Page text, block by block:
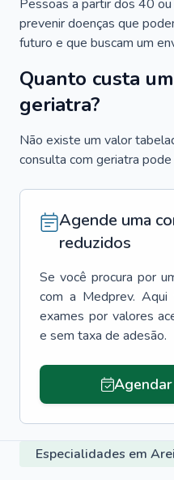
Pessoas a partir dos 40
prevenir doenças que
futuro e que buscam um
Quanto custa
geriatra?
Não existe um valor
consulta com geriatra
Agende uma
reduzidos
Se você procura por
com a Medprev. Aqui
exames por valores
e sem taxa de adesão.
Especialidades em